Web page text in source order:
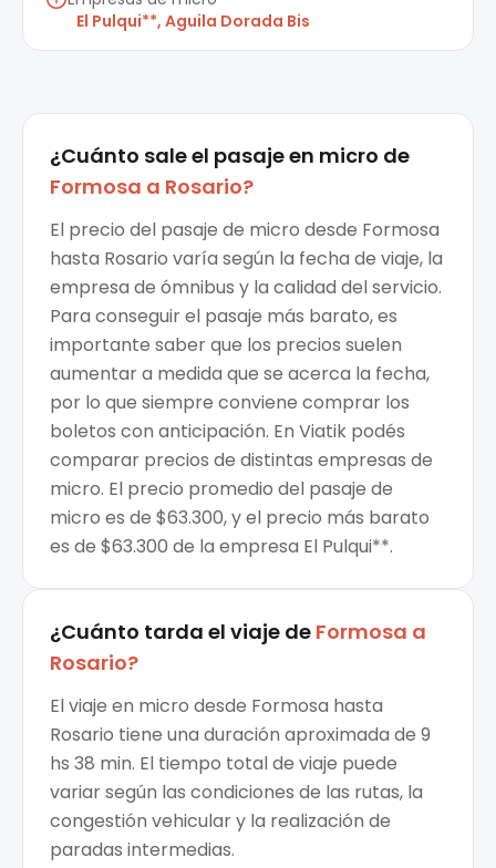
El Pulqui**, Aguila Dorada Bis
¿Cuánto sale el pasaje en micro de
Formosa a Rosario?
El precio del pasaje de micro desde Formosa
hasta Rosario varía según la fecha de viaje, la
empresa de ómnibus y la calidad del servicio.
Para conseguir el pasaje más barato, es
importante saber que los precios suelen
aumentar a medida que se acerca la fecha,
por lo que siempre conviene comprar los
boletos con anticipación. En Viatik podés
comparar precios de distintas empresas de
micro. El precio promedio del pasaje de
micro es de $63.300, y el precio más barato
es de $63.300 de la empresa El Pulqui**.
¿Cuánto tarda el viaje de Formosa a
Rosario?
El viaje en micro desde Formosa hasta
Rosario tiene una duración aproximada de 9
hs 38 min. El tiempo total de viaje puede
variar según las condiciones de las rutas, la
congestión vehicular y la realización de
paradas intermedias.